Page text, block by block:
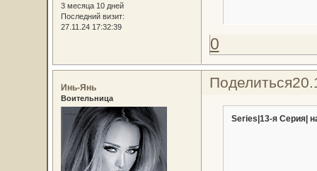
3 месяца 10 дней
Последний визит:
27.11.24 17:32:39
0
Поделиться
Инь-Янь
Воительница
Series|13-я Серия|